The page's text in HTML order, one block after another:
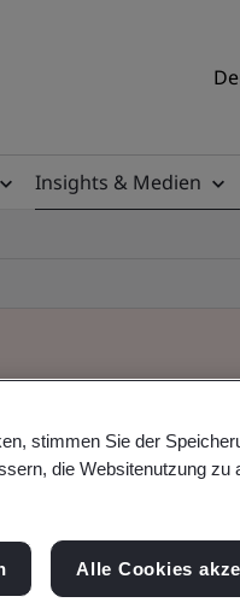
Insights & Medien
Broschüre
stimmen Sie der
die Websitenutzung zu
Alle Cookies